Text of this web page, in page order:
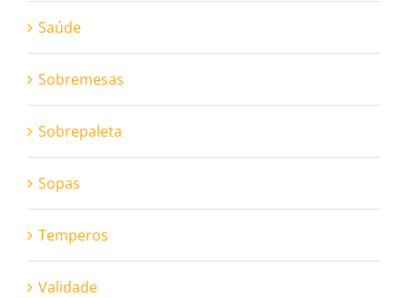
Saúde
Sobremesas
Sobrepaleta
Sopas
Temperos
Validade